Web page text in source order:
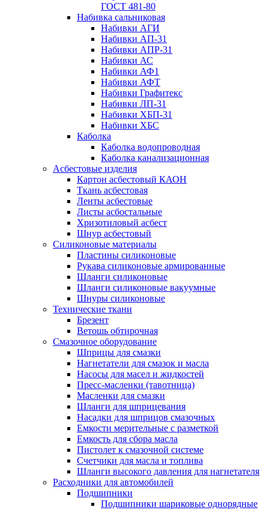
ГОСТ 481-80
Набивка сальниковая
Набивки АГИ
Набивки АП-31
Набивки АПР-31
Набивки АС
Набивки АФ1
Набивки АФТ
Набивки Графитекс
Набивки ЛП-31
Набивки ХБП-31
Набивки ХБС
Каболка
Каболка водопроводная
Каболка канализационная
Асбестовые изделия
Картон асбестовый КАОН
Ткань асбестовая
Ленты асбестовые
Листы асбостальные
Хризотиловый асбеcт
Шнур асбестовый
Силиконовые материалы
Пластины силиконовые
Рукава силиконовые армированные
Шланги силиконовые
Шланги силиконовые вакуумные
Шнуры силиконовые
Технические ткани
Брезент
Ветошь обтирочная
Смазочное оборудование
Шприцы для смазки
Нагнетатели для смазок и масла
Насосы для масел и жидкостей
Пресс-масленки (тавотница)
Масленки для смазки
Шланги для шприцевания
Насадки для шприцов смазочных
Емкости мерительные с разметкой
Емкость для сбора масла
Пистолет к смазочной системе
Счетчики для масла и топлива
Шланги высокого давления для нагнетателя
Расходники для автомобилей
Подшипники
Подшипники шариковые однорядные